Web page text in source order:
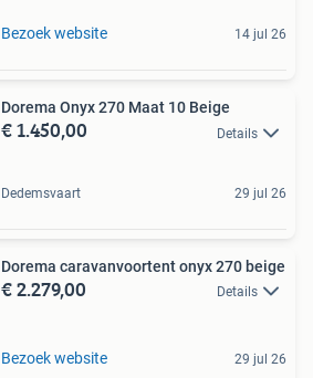
Bezoek website 14 jul 26
Dorema Onyx 270 Maat 10 Beige
€ 1.450,00 Details
Dedemsvaart 29 jul 26
Dorema caravanvoortent onyx 270 beige
€ 2.279,00 Details
Bezoek website 29 jul 26